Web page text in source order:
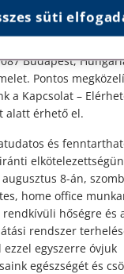
Kövess minket!
ügyfélszolgálatunk
Budapest,
Pontos
a Kapcsolat –
alatt érhető el.
és
8-án,
home office
hőségre és
rendszer
egyszerre óvjuk
egészségét és
süti